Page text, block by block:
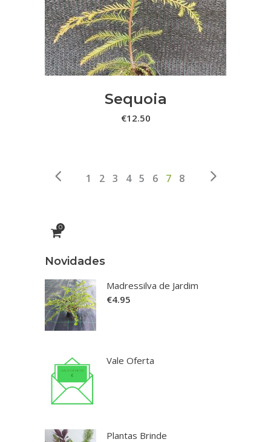
Sequoia
€12.50
1 2 3 4 5 6 7 8
0
Novidades
Madressilva de Jardim
€4.95
Vale Oferta
Plantas Brinde